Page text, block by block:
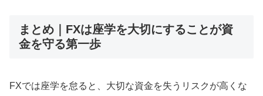
まとめ｜FXは座学を大切にすることが資
金を守る第一歩
FXでは座学を怠ると、大切な資金を失うリスクが高くな